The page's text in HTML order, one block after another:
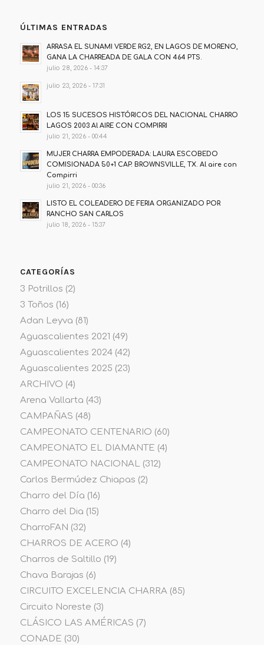
ÚLTIMAS ENTRADAS
ARRASA EL SUNAMI VERDE RG2, EN LAGOS DE MORENO,
GANA LA CHARREADA DE GALA CON 464 PTS.
julio 28, 2026 - 14:37
julio 23, 2026 - 17:31
LOS 15 SUCESOS HISTÓRICOS DEL NACIONAL CHARRO
LAGOS 2003 Al AIRE CON COMPIRRI
julio 21, 2026 - 00:44
MUJER CHARRA EMPODERADA: LAURA ESCOBEDO
COMISIONADA 50+1 CAP. BROWNSVILLE, TX. Al aire con
Compirri
julio 21, 2026 - 00:36
LISTO EL COLEADERO DE FERIA ORGANIZADO POR
RANCHO SAN CARLOS
julio 18, 2026 - 15:37
CATEGORÍAS
3 Potrillos (2)
3 Toños (16)
Adan Leyva (81)
Aguascalientes 2021 (49)
Aguascalientes 2024(42)
Aguascalientes 2025 (23)
ARCHIVO (4)
Arena Vallarta (43)
CAMPAÑAS (48)
CAMPEONATO CENTENARIO (60)
CAMPEONATO EL DIAMANTE (4)
CAMPEONATO NACIONAL(312)
Carlos Bermúdez Chiapas (2)
Charro del Día (16)
Charro del Dia (15)
CharroFAN (32)
CHARROS DE ACERO (4)
Charros de Saltillo (19)
Chava Barajas (6)
CIRCUITO EXCELENCIA CHARRA(85)
Circuito Noreste (3)
CLÁSICO LAS AMÉRICAS (7)
CONADE (30)